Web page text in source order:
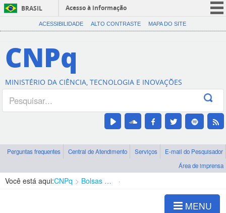
BRASIL
Acesso à informação
CORONAVÍRUS (COVID-19)
Canais
ACESSIBILIDADE ALTO CONTRASTE MAPA DO SITE
CNPq
MINISTÉRIO DA CIÊNCIA, TECNOLOGIA E INOVAÇÕES
Perguntas frequentes Central de Atendimento Serviços
E-mail do Pesquisador
Área de imprensa
Você está aqui:CNPq Bolsas e Auxílios Vigentes
MENU